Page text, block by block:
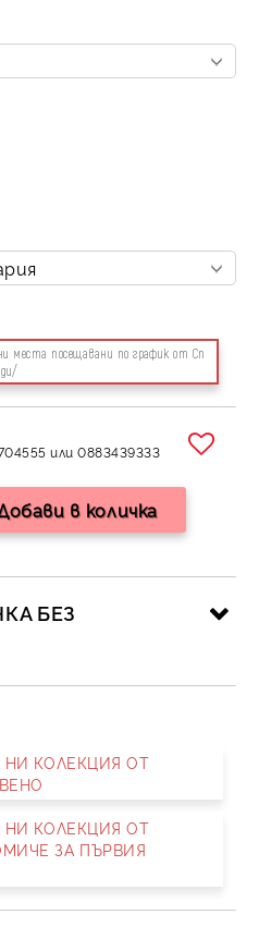
места посещавани по график от Сп
или 0883439333
БЕЗ
рамките на работния ден.
НИ КОЛЕКЦИЯ ОТ
НИ КОЛЕКЦИЯ ОТ
ЗА ПЪРВИЯ